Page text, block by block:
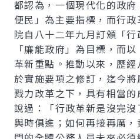
都認為，一個現代化的政府
便民」為主要指標，而行
院自八十二年九月訂頒「
「廉能政府」為目標，而
革新重點。推動以來，歷
於實施要項之修訂，迄今
戮力改革之下，具有相當
說過：「行政革新是沒完
與時俱進；如何再接再厲